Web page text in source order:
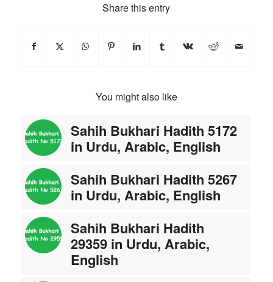
Share this entry
You might also like
Sahih Bukhari Hadith 5172
in Urdu, Arabic, English
Sahih Bukhari Hadith 5267
in Urdu, Arabic, English
Sahih Bukhari Hadith
29359 in Urdu, Arabic,
English